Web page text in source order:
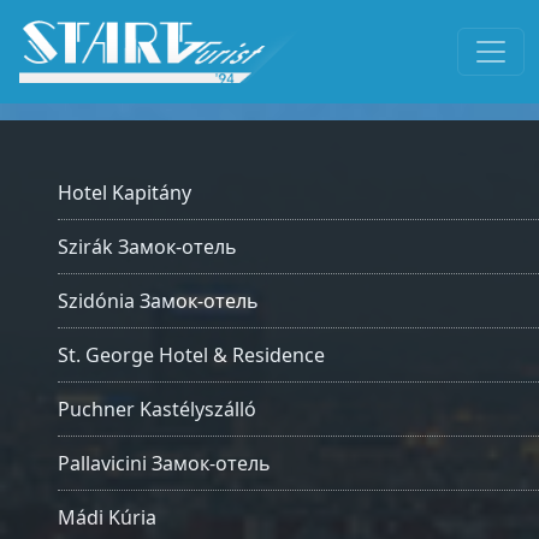
Hotel Kapitány
Szirák Замок-отель
Szidónia Замок-отель
St. George Hotel & Residence
Puchner Kastélyszálló
Pallavicini Замок-отель
Mádi Kúria